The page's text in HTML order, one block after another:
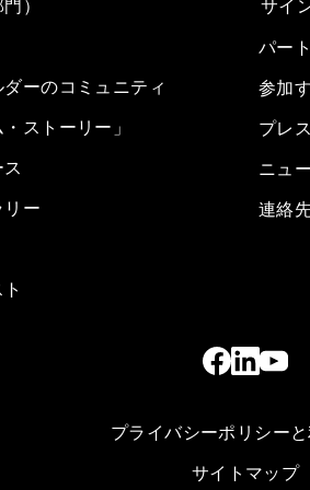
）
ーのコミュニティ
ストーリー」
リー
サイ
パー
参加
プレ
ニュ
連絡
プライバシーポリシー
サイトマップ